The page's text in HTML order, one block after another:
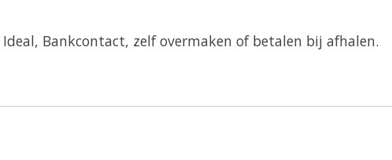
Bankcontact, zelf overmaken of betalen bij afhalen.